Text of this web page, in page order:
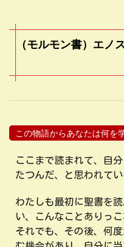
（モルモン書）エノ
この物語からあなたは何を
ここまで読まれて、自
たつんだ、と思われて
わたしも最初に聖書を
い、こんなことありっ
それでも、その後、何